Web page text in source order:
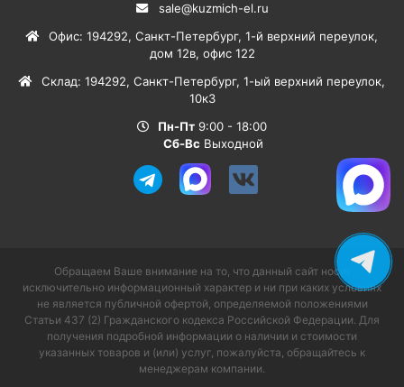
sale@kuzmich-el.ru
Офис: 194292, Санкт-Петербург, 1-й верхний переулок,
дом 12в, офис 122
Склад: 194292, Санкт-Петербург, 1-ый верхний переулок,
10к3
Пн-Пт 9:00 - 18:00
Сб-Вс Выходной
Обращаем Ваше внимание на то, что данный сайт носит
исключительно информационный характер и ни при каких условиях
не является публичной офертой, определяемой положениями
Статьи 437 (2) Гражданского кодекса Российской Федерации. Для
получения подробной информации о наличии и стоимости
указанных товаров и (или) услуг, пожалуйста, обращайтесь к
менеджерам компании.